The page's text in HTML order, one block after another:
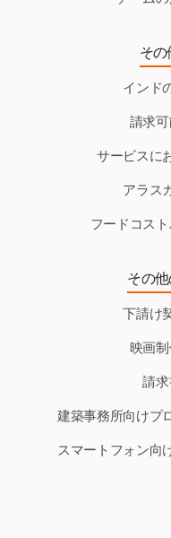
その
インド
請求
サービスに
アラス
フードコス
その
下請け
映画
請
建築事務所向けプ
スマートフォン向